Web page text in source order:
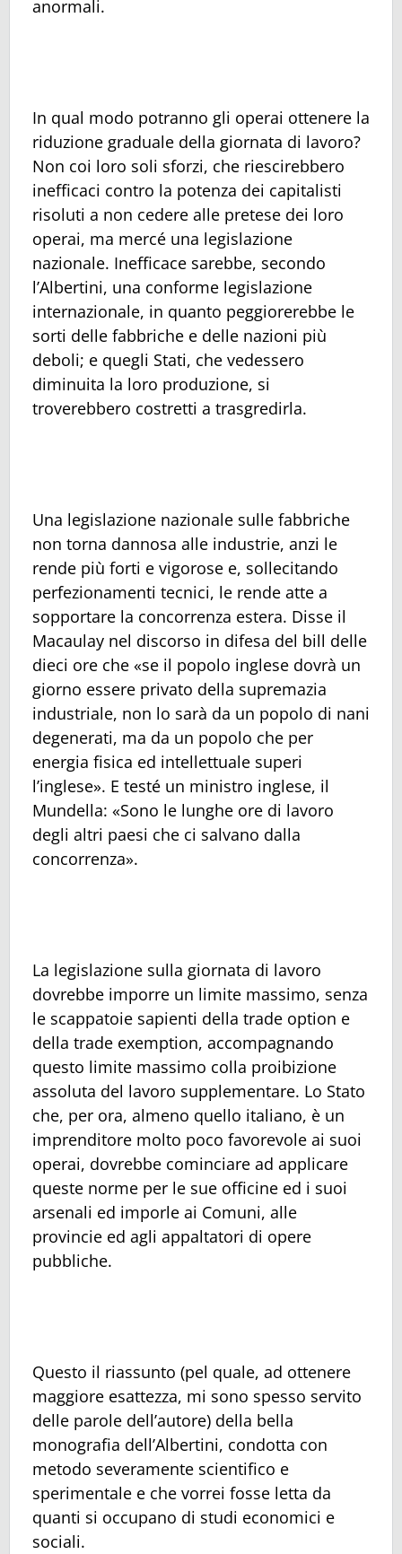
anormali.
In qual modo potranno gli operai ottenere la
riduzione graduale della giornata di lavoro?
Non coi loro soli sforzi, che riescirebbero
inefficaci contro la potenza dei capitalisti
risoluti a non cedere alle pretese dei loro
operai, ma mercé una legislazione
nazionale. Inefficace sarebbe, secondo
l’Albertini, una conforme legislazione
internazionale, in quanto peggiorerebbe le
sorti delle fabbriche e delle nazioni più
deboli; e quegli Stati, che vedessero
diminuita la loro produzione, si
troverebbero costretti a trasgredirla.
Una legislazione nazionale sulle fabbriche
non torna dannosa alle industrie, anzi le
rende più forti e vigorose e, sollecitando
perfezionamenti tecnici, le rende atte a
sopportare la concorrenza estera. Disse il
Macaulay nel discorso in difesa del bill delle
dieci ore che «se il popolo inglese dovrà un
giorno essere privato della supremazia
industriale, non lo sarà da un popolo di nani
degenerati, ma da un popolo che per
energia fisica ed intellettuale superi
l’inglese». E testé un ministro inglese, il
Mundella: «Sono le lunghe ore di lavoro
degli altri paesi che ci salvano dalla
concorrenza».
La legislazione sulla giornata di lavoro
dovrebbe imporre un limite massimo, senza
le scappatoie sapienti della trade option e
della trade exemption, accompagnando
questo limite massimo colla proibizione
assoluta del lavoro supplementare. Lo Stato
che, per ora, almeno quello italiano, è un
imprenditore molto poco favorevole ai suoi
operai, dovrebbe cominciare ad applicare
queste norme per le sue officine ed i suoi
arsenali ed imporle ai Comuni, alle
provincie ed agli appaltatori di opere
pubbliche.
Questo il riassunto (pel quale, ad ottenere
maggiore esattezza, mi sono spesso servito
delle parole dell’autore) della bella
monografia dell’Albertini, condotta con
metodo severamente scientifico e
sperimentale e che vorrei fosse letta da
quanti si occupano di studi economici e
sociali.